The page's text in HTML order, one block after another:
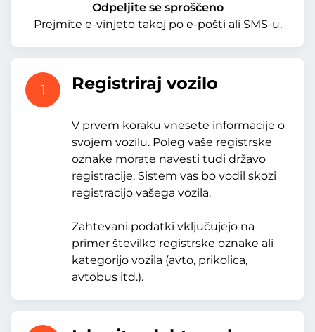
Odpeljite se sproščeno
Prejmite e-vinjeto takoj po e-pošti ali SMS-u.
1 Registriraj vozilo
V prvem koraku vnesete informacije o
svojem vozilu. Poleg vaše registrske
oznake morate navesti tudi državo
registracije. Sistem vas bo vodil skozi
registracijo vašega vozila.
Zahtevani podatki vključujejo na
primer številko registrske oznake ali
kategorijo vozila (avto, prikolica,
avtobus itd.).